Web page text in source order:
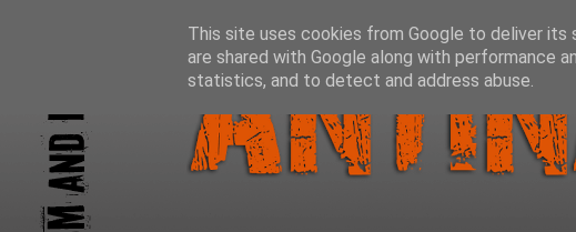
This site uses cookies from Google to deliver its
are shared with Google along with performance
statistics, and to detect and address abuse.